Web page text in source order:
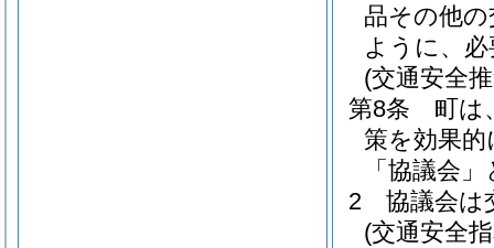
品その他
ように、
(交通安全
第8条
町は
策を効果
「協議会
2
協議会は
(交通安全